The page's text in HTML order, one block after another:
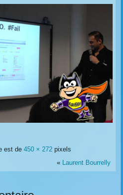
est de 450 × 272pixels
« Laurent Bourrelly